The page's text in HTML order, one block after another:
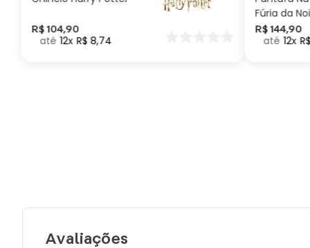
R$ 104,90
12 R$ 8,74
Fúria da
Como
seu Dragão
R$ 144,90
12 R$
Avaliações